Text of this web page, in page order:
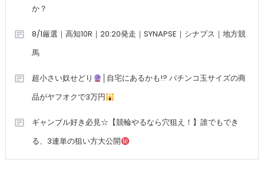
か？
8/1厳選｜高知10R｜20:20発走｜SYNAPSE｜シナプス｜地方競
馬
超小さい奴せどり
│自宅にあるかも!? パチンコ玉サイズの商
品がヤフオクで3万円
ギャンブル好き必見☆【競輪やるなら穴狙え！】誰でもでき
る、3連単の狙い方大公開